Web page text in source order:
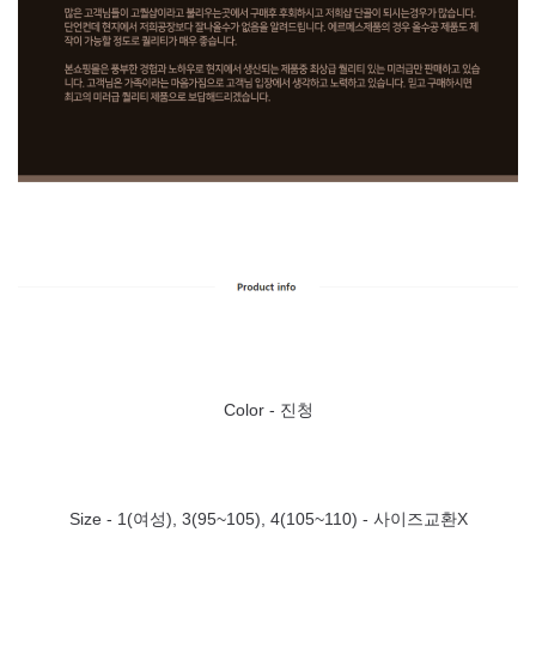
Color - 진청
Size - 1(여성), 3(95~105), 4(105~110) - 사이즈교환X